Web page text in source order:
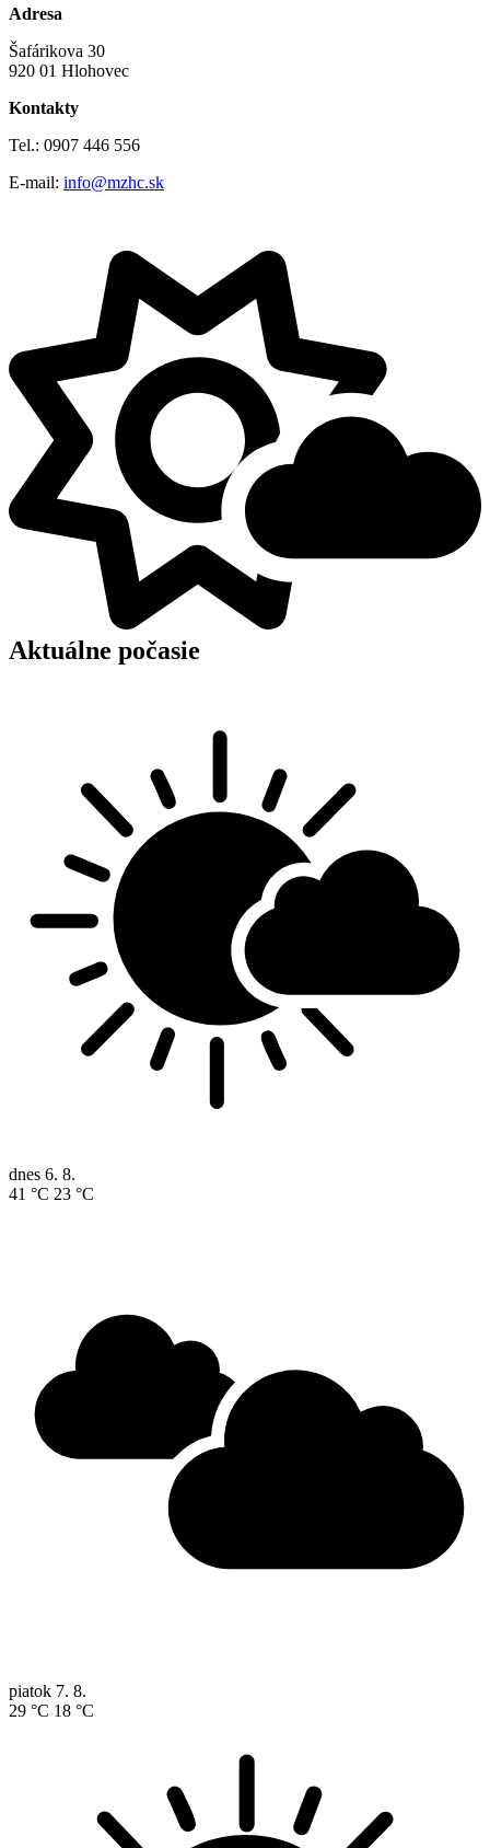
Adresa
Šafárikova 30
920 01 Hlohovec
Kontakty
Tel.: 0907 446 556
E-mail: info@mzhc.sk
Aktuálne počasie
dnes 6. 8.
41 °C 23 °C
piatok 7. 8.
29 °C 18 °C